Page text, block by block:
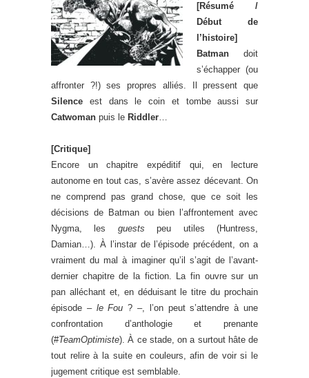
[Résumé /
Début de
l’histoire]
Batman doit
s’échapper (ou
affronter ?!) ses propres alliés. Il pressent que
Silence est dans le coin et tombe aussi sur
Catwoman puis le Riddler…
[Critique]
Encore un chapitre expéditif qui, en lecture
autonome en tout cas, s’avère assez décevant. On
ne comprend pas grand chose, que ce soit les
décisions de Batman ou bien l’affrontement avec
Nygma, les guests peu utiles (Huntress,
Damian…). À l’instar de l’épisode précédent, on a
vraiment du mal à imaginer qu’il s’agit de l’avant-
dernier chapitre de la fiction. La fin ouvre sur un
pan alléchant et, en déduisant le titre du prochain
épisode – le Fou ? –, l’on peut s’attendre à une
confrontation d’anthologie et prenante
(#TeamOptimiste). À ce stade, on a surtout hâte de
tout relire à la suite en couleurs, afin de voir si le
jugement critique est semblable.